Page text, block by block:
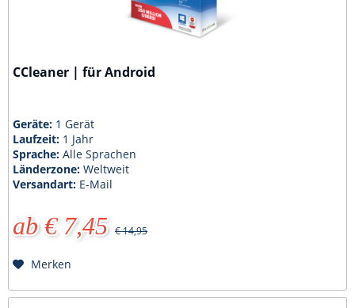
CCleaner | für Android
Geräte: 1 Gerät
Laufzeit: 1 Jahr
Sprache:Alle Sprachen
Länderzone:Weltweit
Versandart: E-Mail
ab € 7,45 € 14,95
Merken